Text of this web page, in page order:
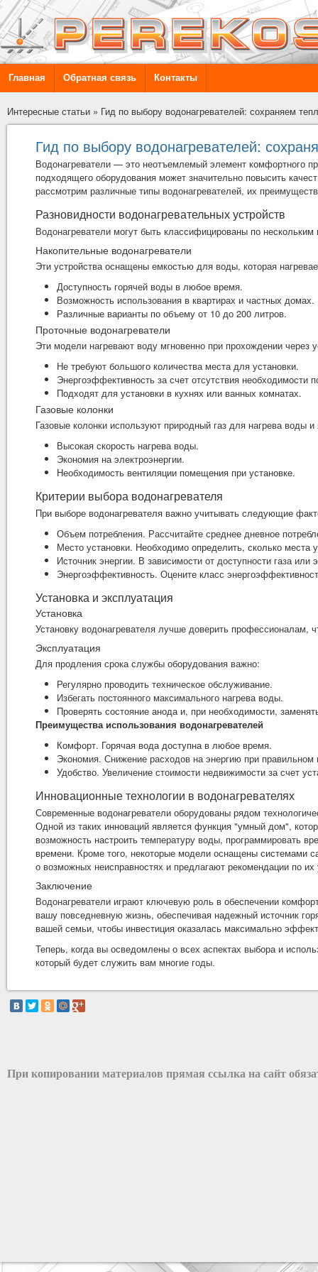
Главная Обратная связь Контакты
Интересные статьи » Гид по выбору водонагревателей: сохраняем
Гид по выбору водонагревателей:
Водонагреватели — это неотъемлемый элемент комфортного
подходящего оборудования может значительно повысить
рассмотрим различные типы водонагревателей, их
Разновидности водонагревательных устройств
Водонагреватели могут быть классифицированы по
Накопительные водонагреватели
Эти устройства оснащены емкостью для воды, которая
Доступность горячей воды в любое время.
Возможность использования в квартирах и частных домах.
Различные варианты по объему от 10 до 200 литров.
Проточные водонагреватели
Эти модели нагревают воду мгновенно при прохождении через
Не требуют большого количества места для установки.
Энергоэффективность за счет отсутствия необходимости
Подходят для установки в кухнях или ванных комнатах.
Газовые колонки
Газовые колонки используют природный газ для нагрева
Высокая скорость нагрева воды.
Экономия на электроэнергии.
Необходимость вентиляции помещения при установке.
Критерии выбора водонагревателя
При выборе водонагревателя важно учитывать следующие
Объем потребления. Рассчитайте среднее дневное
Место установки. Необходимо определить, сколько места
Источник энергии. В зависимости от доступности газа
Энергоэффективность. Оцените класс
Установка и эксплуатация
Установка
Установку водонагревателя лучше доверить профессионалам,
Эксплуатация
Для продления срока службы оборудования важно:
Регулярно проводить техническое обслуживание.
Избегать постоянного максимального нагрева воды.
Проверять состояние анода и, при необходимости,
Преимущества использования водонагревателей
Комфорт. Горячая вода доступна в любое время.
Экономия. Снижение расходов на энергию при
Удобство. Увеличение стоимости недвижимости за счет
Инновационные технологии в водонагревателях
Современные водонагреватели оборудованы рядом
Одной из таких инноваций является функция "умный дом",
возможность настроить температуру воды, программировать
времени. Кроме того, некоторые модели оснащены системами
о возможных неисправностях и предлагают рекомендации по
Заключение
Водонагреватели играют ключевую роль в обеспечении
вашу повседневную жизнь, обеспечивая надежный источник
вашей семьи, чтобы инвестиция оказалась максимально
Теперь, когда вы осведомлены о всех аспектах выбора и
который будет служить вам многие годы.
При копировании материалов прямая ссылка на сайт